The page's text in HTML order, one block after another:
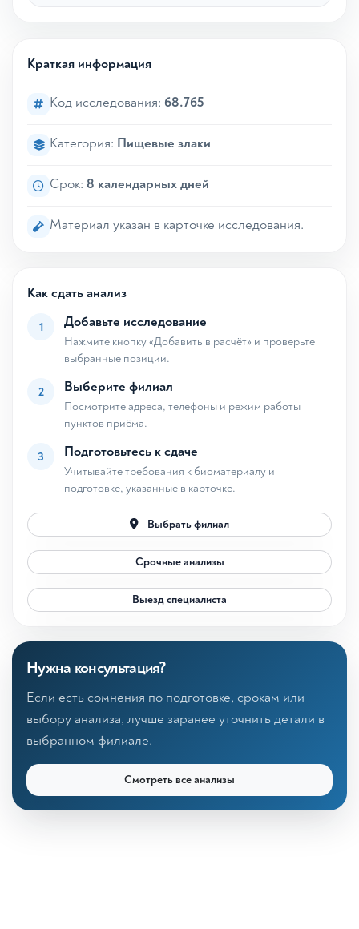
Краткая информация
Код исследования: 68.765
Категория: Пищевые злаки
Срок: 8 календарных дней
Материал указан в карточке исследования.
Как сдать анализ
1 Добавьте исследование
Нажмите кнопку «Добавить в расчёт» и проверьте
выбранные позиции.
2 Выберите филиал
Посмотрите адреса, телефоны и режим работы
пунктов приёма.
3 Подготовьтесь к сдаче
Учитывайте требования к биоматериалу и
подготовке, указанные в карточке.
Выбрать филиал
Срочные анализы
Выезд специалиста
Нужна консультация?
Если есть сомнения по подготовке, срокам или
выбору анализа, лучше заранее уточнить детали в
выбранном филиале.
Смотреть все анализы